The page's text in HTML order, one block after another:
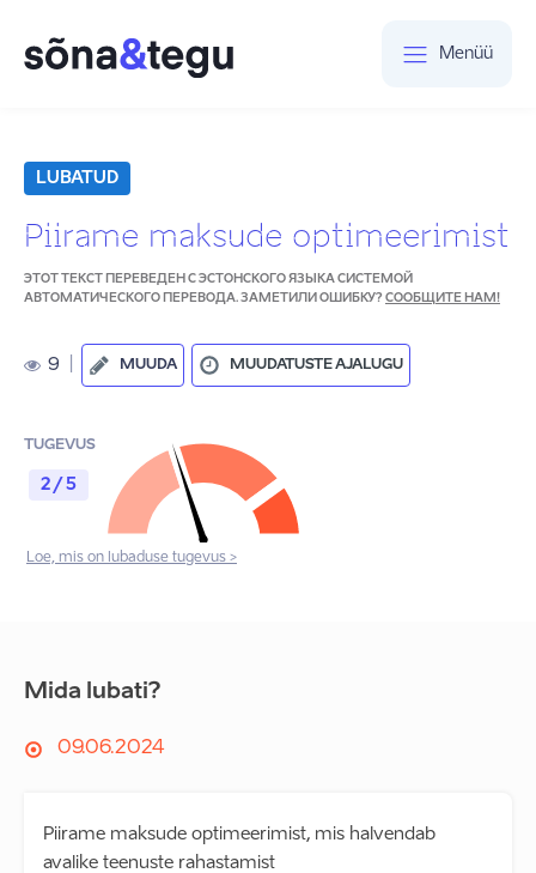
Menüü
LUBATUD
Piirame maksude optimeerimist
ЭТОТ ТЕКСТ ПЕРЕВЕДЕН С ЭСТОНСКОГО ЯЗЫКА СИСТЕМОЙ
АВТОМАТИЧЕСКОГО ПЕРЕВОДА. ЗАМЕТИЛИ ОШИБКУ? СООБЩИТЕ НАМ!
9 MUUDA MUUDATUSTE AJALUGU
TUGEVUS
2 / 5
Loe, mis on lubaduse tugevus >
Mida lubati?
09.06.2024
Piirame maksude optimeerimist, mis halvendab
avalike teenuste rahastamist